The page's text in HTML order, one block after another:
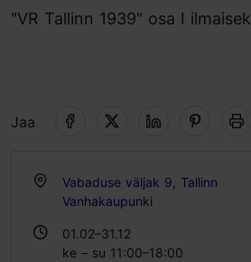
"VR Tallinn 1939" osa I
Jaa
Vabaduse väljak 9, Tallinn
Vanhakaupunki
01.02–31.12
ke – su 11:00–18:00